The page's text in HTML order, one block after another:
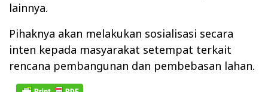
lainnya.
Pihaknya akan melakukan sosialisasi secara
inten kepada masyarakat setempat terkait
rencana pembangunan dan pembebasan lahan.